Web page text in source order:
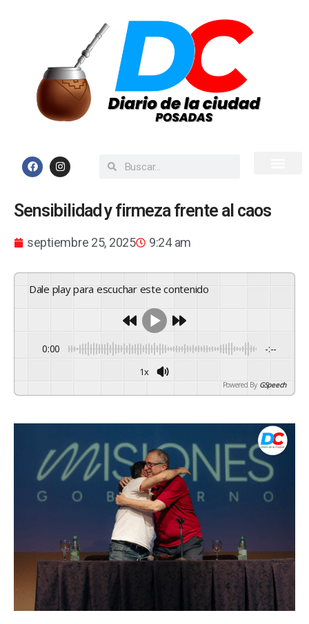
Sensibilidad y firmeza frente al caos
septiembre 25, 2025 9:24 am
Dale play para escuchar este contenido
0:00 -:--
1x
Powered By GSpeech